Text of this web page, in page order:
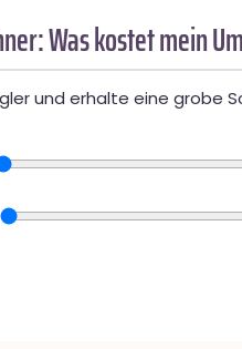
Was kostet mein
und erhalte eine grobe